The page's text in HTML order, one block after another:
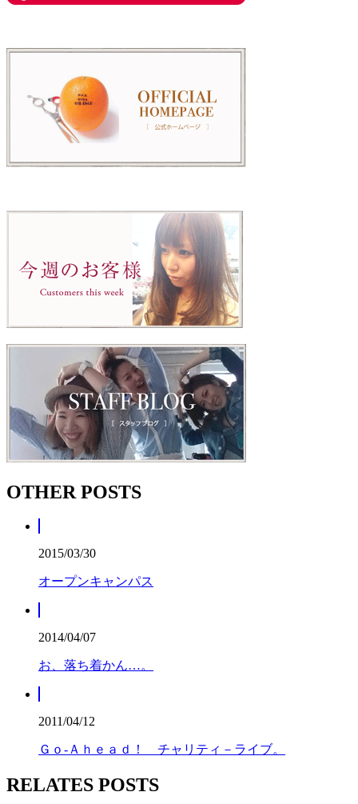
OTHER POSTS
2015/03/30
オープンキャンパス
2014/04/07
お、落ち着かん…。
2011/04/12
Ｇｏ-Ａｈｅａｄ！ チャリティ－ライブ。
RELATES POSTS